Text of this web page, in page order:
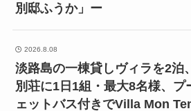
別邸ふうか」ー
2026.8.08
淡路島の一棟貸しヴィラを2泊
別荘に1日1組・最大8名様、プ
ェットバス付きでVilla Mon